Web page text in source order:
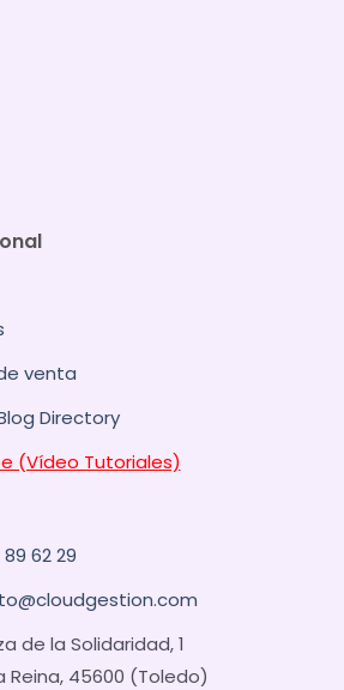
venta
Directory
(Vídeo Tutoriales)
62 29
de la Solidaridad, 1
Reina, 45600 (Toledo)